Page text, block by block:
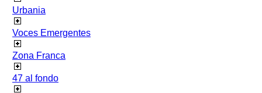
Urbania
Voces Emergentes
Zona Franca
47 al fondo